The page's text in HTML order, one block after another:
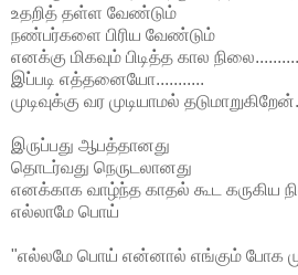
உதறித் தள்ள வேண்டும்
நண்பர்களை பிரிய வேண்டும்
எனக்கு மிகவும் பிடித்த கால
இப்படி எத்தனையோ...........
முடிவுக்கு வர முடியாமல் தடுமாறுகிறேன்.
இருப்பது ஆபத்தானது
தொடர்வது நெருடலானது
எனக்காக வாழ்ந்த காதல் கூட கருகிய
எல்லாமே பொய்
"எல்லமே பொய் என்னால் எங்கும் போக